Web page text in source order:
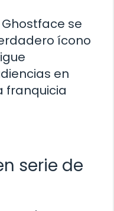
se
ícono
en
franquicia
serie de